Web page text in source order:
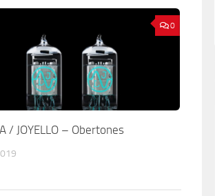
0
/ JOYELLO – Obertones